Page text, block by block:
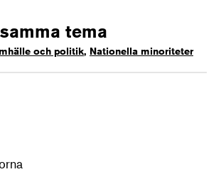
tema
och politik, Nationella minoriteter